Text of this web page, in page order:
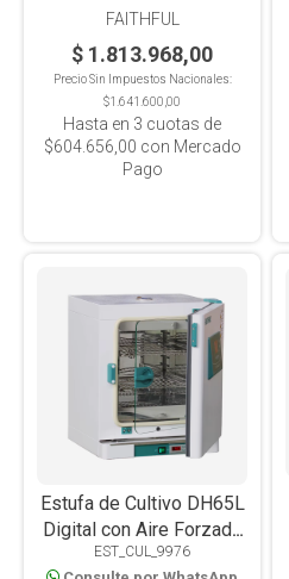
FAITHFUL
$ 1.813.968,00
Precio Sin Impuestos Nacionales:
$1.641.600,00
Hasta en 3 cuotas de
$604.656,00 con Mercado
Pago
Estufa de Cultivo DH65L
Digital con Aire Forzado
de precision 65L
EST_CUL_9976